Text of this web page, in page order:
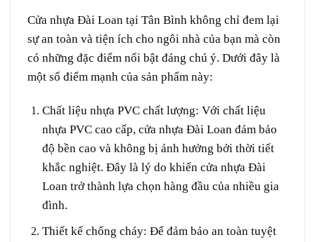
Cửa nhựa Đài Loan tại Tân Bình không chỉ đem lại
sự an toàn và tiện ích cho ngôi nhà của bạn mà còn
có những đặc điểm nổi bật đáng chú ý. Dưới đây là
một số điểm mạnh của sản phẩm này:
Chất liệu nhựa PVC chất lượng: Với chất liệu
nhựa PVC cao cấp, cửa nhựa Đài Loan đảm bảo
độ bền cao và không bị ảnh hưởng bởi thời tiết
khắc nghiệt. Đây là lý do khiến cửa nhựa Đài
Loan trở thành lựa chọn hàng đầu của nhiều gia
đình.
Thiết kế chống cháy: Để đảm bảo an toàn tuyệt